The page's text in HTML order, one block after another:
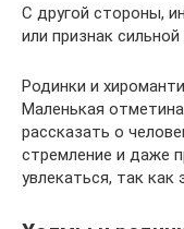
С другой стороны,
или признак
Родинки и
Маленькая
рассказать о
стремление и даже
увлекаться, так как